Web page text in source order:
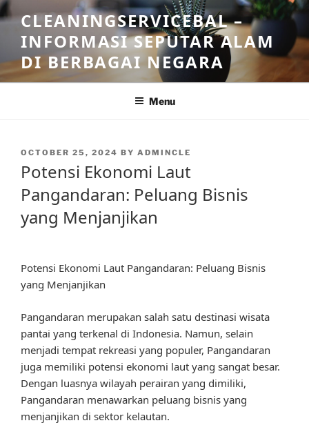
Skip
to
content
CLEANINGSERVICEBAL –
INFORMASI SEPUTAR ALAM
DI BERBAGAI NEGARA
Menu
POSTED
OCTOBER 25, 2024 BY ADMINCLE
Potensi Ekonomi Laut
Pangandaran: Peluang Bisnis
yang Menjanjikan
Potensi Ekonomi Laut Pangandaran: Peluang Bisnis
yang Menjanjikan
Pangandaran merupakan salah satu destinasi wisata
pantai yang terkenal di Indonesia. Namun, selain
menjadi tempat rekreasi yang populer, Pangandaran
juga memiliki potensi ekonomi laut yang sangat besar.
Dengan luasnya wilayah perairan yang dimiliki,
Pangandaran menawarkan peluang bisnis yang
menjanjikan di sektor kelautan.